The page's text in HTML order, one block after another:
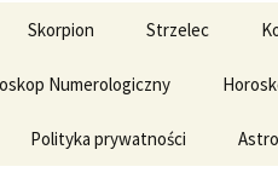
Skorpion Strzelec
Numerologiczny
Polityka prywatności